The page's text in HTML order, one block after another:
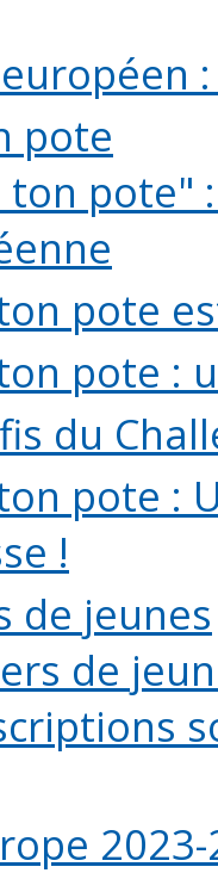
pote
ton pote"
pote
pote :
du
pote :
!
de jeunes
de